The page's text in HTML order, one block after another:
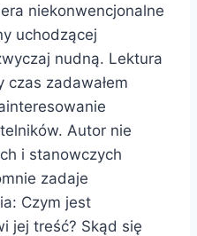
niekonwencjonalne
uchodzącej
nudną. Lektura
czas zadawałem
Autor nie
i stanowczych
zadaje
Czym jest
jej treść? Skąd się